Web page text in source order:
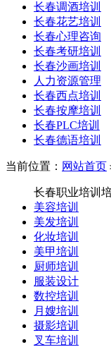
长春调酒培训
长春花艺培训
长春心理咨询
长春考研培训
长春沙画培训
人力资源管理
长春西点培训
长春按摩培训
长春PLC培训
长春德语培训
当前位置： 网站首页
长春职业培训
美容培训
美发培训
化妆培训
美甲培训
厨师培训
服装设计
数控培训
月嫂培训
摄影培训
叉车培训